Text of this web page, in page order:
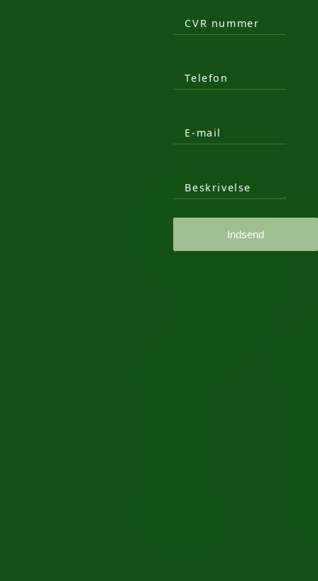
CVR nummer
Telefon
E-mail
Beskrivelse
Indsend